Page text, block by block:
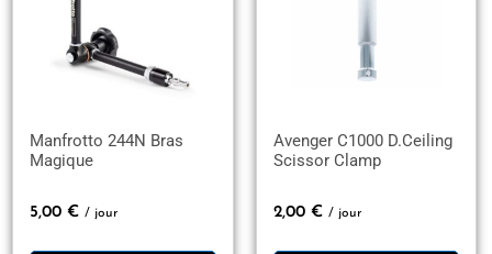
Manfrotto 244N Bras
Magique
5,00 € / jour
Avenger C1000 D.Ceiling
Scissor Clamp
2,00 € / jour